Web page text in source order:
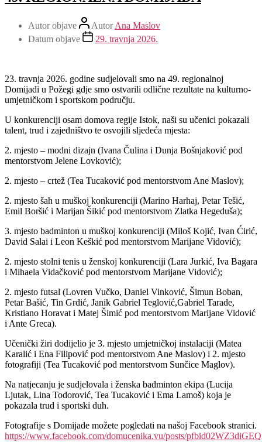
Autor objave AutorAna Maslov
Datum objave
29. travnja 2026.
23. travnja 2026. godine sudjelovali smo na 49. regionalnoj
Domijadi u Požegi gdje smo ostvarili odlične rezultate na kulturno-
umjetničkom i sportskom području.
U konkurenciji osam domova regije Istok, naši su učenici pokazali
talent, trud i zajedništvo te osvojili sljedeća mjesta:
2. mjesto – modni dizajn (Ivana Čulina i Dunja Bošnjaković pod
mentorstvom Jelene Lovković);
2. mjesto – crtež (Tea Tucaković pod mentorstvom Ane Maslov);
2. mjesto šah u muškoj konkurenciji (Marino Harhaj, Petar Tešić,
Emil Boršić i Marijan Šikić pod mentorstvom Zlatka Hegeduša);
3. mjesto badminton u muškoj konkurenciji (Miloš Kojić, Ivan Ćirić,
David Salai i Leon Keškić pod mentorstvom Marijane Vidović);
2. mjesto stolni tenis u ženskoj konkurenciji (Lara Jurkić, Iva Bagara
i Mihaela Vidačković pod mentorstvom Marijane Vidović);
2. mjesto futsal (Lovren Vučko, Daniel Vinković, Šimun Boban,
Petar Bašić, Tin Grdić, Janik Gabriel Teglović,Gabriel Tarade,
Kristiano Horavat i Matej Šimić pod mentorstvom Marijane Vidović
i Ante Greca).
Učenički žiri dodijelio je 3. mjesto umjetničkoj instalaciji (Matea
Karalić i Ena Filipović pod mentorstvom Ane Maslov) i 2. mjesto
fotografiji (Tea Tucaković pod mentorstvom Sunčice Maglov).
Na natjecanju je sudjelovala i ženska badminton ekipa (Lucija
Ljutak, Lina Todorović, Tea Tucaković i Ema Lamoš) koja je
pokazala trud i sportski duh.
Fotografije s Domijade možete pogledati na našoj Facebook stranici.
https://www.facebook.com/domucenika.vu/posts/